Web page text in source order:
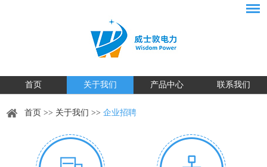
首页 关于我们 产品中心 联系我们
首页 >> 关于我们 >>企业招聘